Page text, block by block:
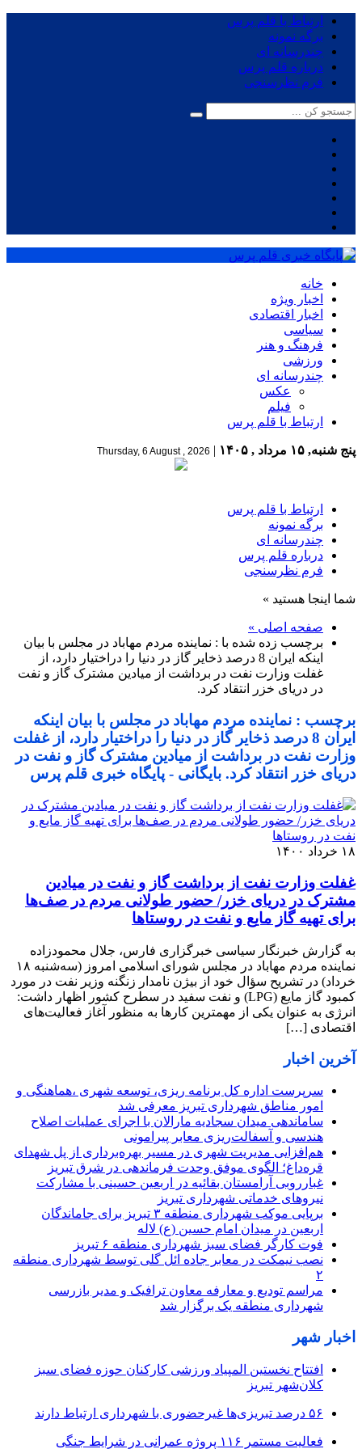
ارتباط با قلم پرس
برگه نمونه
چندرسانه ای
درباره قلم پرس
فرم نظرسنجی
خانه
اخبار ویژه
اخبار اقتصادی
سیاسی
فرهنگ و هنر
ورزشی
چندرسانه ای
عکس
فیلم
ارتباط با قلم پرس
پنج شنبه, ۱۵ مرداد , ۱۴۰۵ |
Thursday, 6 August , 2026
ارتباط با قلم پرس
برگه نمونه
چندرسانه ای
درباره قلم پرس
فرم نظرسنجی
شما اینجا هستید »
صفحه اصلی »
برچسب زده شده با : نماینده مردم مهاباد در مجلس با بیان
اینکه ایران 8 درصد ذخایر گاز در دنیا را دراختیار دارد، از
غفلت وزارت نفت در برداشت از میادین مشترک گاز و نفت
در دریای خزر انتقاد کرد.
برچسب : نماینده مردم مهاباد در مجلس با بیان اینکه
ایران 8 درصد ذخایر گاز در دنیا را دراختیار دارد، از غفلت
وزارت نفت در برداشت از میادین مشترک گاز و نفت در
دریای خزر انتقاد کرد. بایگانی - پایگاه خبری قلم پرس
۱۸ خرداد ۱۴۰۰
غفلت وزارت نفت از برداشت گاز و نفت در میادین
مشترک در دریای خزر/ حضور طولانی مردم در صف‌ها
برای تهیه گاز مایع و نفت در روستاها
به گزارش خبرنگار سیاسی خبرگزاری فارس، جلال محمودزاده
نماینده مردم مهاباد در مجلس شورای اسلامی امروز (سه‌شنبه ۱۸
خرداد) در تشریح سؤال خود از بیژن نامدار زنگنه وزیر نفت در مورد
کمبود گاز مایع (LPG) و نفت سفید در سطرح کشور اظهار داشت:
انرژی به عنوان یکی از مهمترین کارها به منظور آغاز فعالیت‌های
اقتصادی […]
آخرین اخبار
سرپرست اداره کل برنامه ریزی، توسعه شهری ،هماهنگی و
امور مناطق شهرداری تبریز معرفی شد
ساماندهی میدان سجادیه مارالان با اجرای عملیات اصلاح
هندسی و آسفالت‌ریزی معابر پیرامونی
هم‌افزایی مدیریت شهری در مسیر بهره‌برداری از پل شهدای
قره‌داغ؛ الگوی موفق وحدت فرماندهی در شرق تبریز
غبارروبی آرامستان بقائیه در اربعین حسینی با مشارکت
نیروهای خدماتی شهرداری تبریز
برپایی موکب شهرداری منطقه ۳ تبریز برای جاماندگان
اربعین در میدان امام حسین (ع) لاله
فوت کارگر فضای سبز شهرداری منطقه ۶ تبریز
نصب نیمکت در معابر جاده ائل گلی توسط شهرداری منطقه
۲
مراسم تودیع و معارفه معاون ترافیک و مدیر بازرسی
شهرداری منطقه یک برگزار شد
اخبار شهر
افتتاح نخستین المپیاد ورزشی کارکنان حوزه فضای سبز
کلان‌شهر تبریز
۵۶ درصد تبریزی‌ها غیرحضوری با شهرداری ارتباط دارند
فعالیت مستمر ۱۱۶ پروژه عمرانی در شرایط جنگی